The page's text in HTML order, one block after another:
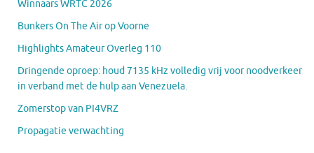
Winnaars WRTC 2026
Bunkers On The Air op Voorne
Highlights Amateur Overleg 110
Dringende oproep: houd 7135 kHz volledig vrij voor noodverkeer
in verband met de hulp aan Venezuela.
Zomerstop van PI4VRZ
Propagatie verwachting